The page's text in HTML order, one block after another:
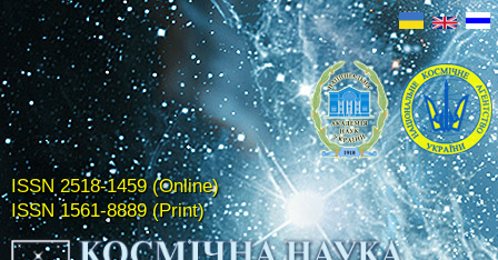
ISSN 2518-1459 (Online)
ISSN 1561-8889 (Print)